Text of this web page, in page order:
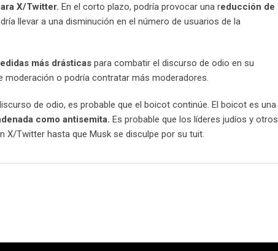
X/Twitter. En el corto plazo, podría provocar una reducción de
llevar a una disminución en el número de usuarios de la
más drásticas para combatir el discurso de odio en su
o podría contratar más moderadores.
de odio, es probable que el boicot continúe. El boicot es una
como antisemita. Es probable que los líderes judíos y otros
X/Twitter hasta que Musk se disculpe por su tuit.